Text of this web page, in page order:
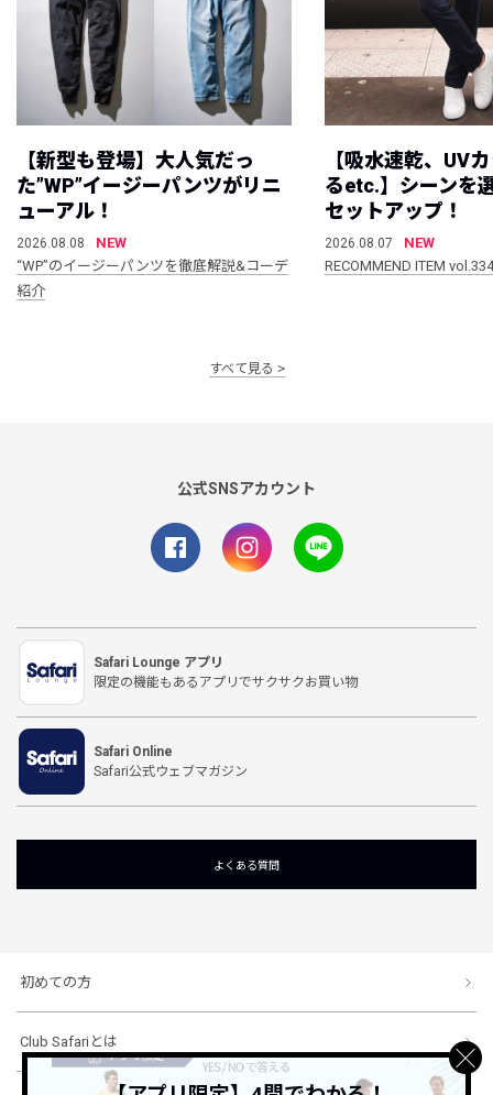
【新型も登場】大人気だっ
た”WP”イージーパンツがリニ
ューアル！
2026.08.08
NEW
“WP”のイージーパンツを徹底解説&コーデ
紹介
【吸水速乾、UV
るetc.】シーンを
セットアップ！
2026.08.07
NEW
RECOMMEND ITEM vol.334
すべて見る
公式SNSアカウント
Safari Lounge アプリ
限定の機能もあるアプリでサクサクお買い物
Safari Online
Safari公式ウェブマガジン
よくある質問
初めての方
Club Safariとは